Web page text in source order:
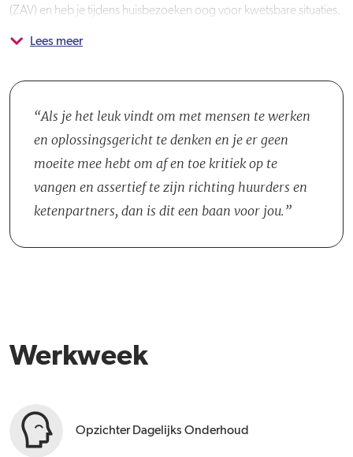
(ZAV) en heb je tijdens huisbezoeken oog voor kwetsbare situaties.
Je handelt klachten af en vertegenwoordigt Vivare bij klachten- en
klantgerichte aanpak hanteert. Bij incidenten zoals woningbranden
of ernstige lekkages begeleid je het herstelproces en zorg je voor
passende oplossingen. Voor calamiteiten buiten kantoortijden is er
een bereikbaarheidsdienst, waar je op vrijwillige basis deel van kunt
Je werkt in een team van vijf collega's, waarbij ieder
onderhoudspartner.
Lees meer
Als je het leuk vindt om met mensen te werken
en oplossingsgericht te denken en je er geen
moeite mee hebt om af en toe kritiek op te
vangen en assertief te zijn richting huurders en
ketenpartners, dan is dit een baan voor jou.
Werkweek
Opzichter Dagelijks Onderhoud